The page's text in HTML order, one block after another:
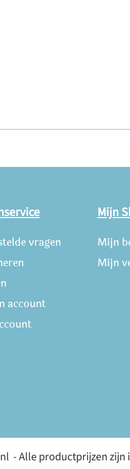
vragen
account
Mijn
Mijn
Mijn
- Alle productprijzen zijn